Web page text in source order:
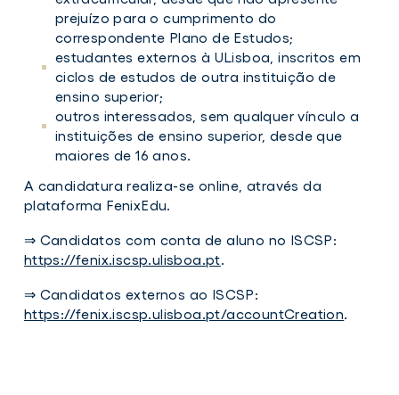
prejuízo para o cumprimento do
correspondente Plano de Estudos;
estudantes externos à ULisboa, inscritos em
ciclos de estudos de outra instituição de
ensino superior;
outros interessados, sem qualquer vínculo a
instituições de ensino superior, desde que
maiores de 16 anos.
A candidatura realiza-se online, através da
plataforma FenixEdu.
⇒ Candidatos com conta de aluno no ISCSP:
https://fenix.iscsp.ulisboa.pt.
⇒ Candidatos externos ao ISCSP:
https://fenix.iscsp.ulisboa.pt/accountCreation.